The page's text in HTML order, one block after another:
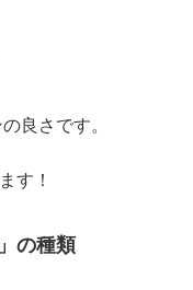
良さです。
す！
の種類